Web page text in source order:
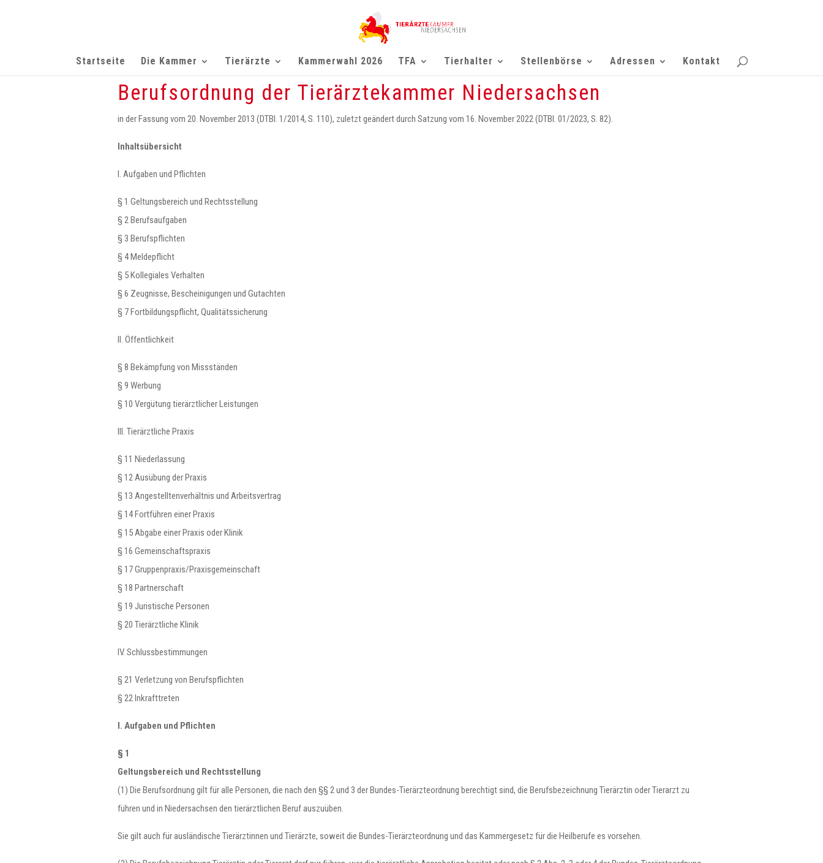
Startseite Die Kammer Tierärzte Kammerwahl 2026 TFA Tierhalter Stellenbörse Adressen Kontakt
Berufsordnung der Tierärztekammer Niedersachsen
in der Fassung vom 20. November 2013 (DTBl. 1/2014, S. 110), zuletzt geändert durch Satzung vom 16. November 2022 (DTBl. 01/2023, S. 82).
Inhaltsübersicht
I. Aufgaben und Pflichten
§ 1 Geltungsbereich und Rechtsstellung
§ 2 Berufsaufgaben
§ 3 Berufspflichten
§ 4 Meldepflicht
§ 5 Kollegiales Verhalten
§ 6 Zeugnisse, Bescheinigungen und Gutachten
§ 7 Fortbildungspflicht, Qualitätssicherung
II. Öffentlichkeit
§ 8 Bekämpfung von Missständen
§ 9 Werbung
§ 10 Vergütung tierärztlicher Leistungen
III. Tierärztliche Praxis
§ 11 Niederlassung
§ 12 Ausübung der Praxis
§ 13 Angestelltenverhältnis und Arbeitsvertrag
§ 14 Fortführen einer Praxis
§ 15 Abgabe einer Praxis oder Klinik
§ 16 Gemeinschaftspraxis
§ 17 Gruppenpraxis/Praxisgemeinschaft
§ 18 Partnerschaft
§ 19 Juristische Personen
§ 20 Tierärztliche Klinik
IV. Schlussbestimmungen
§ 21 Verletzung von Berufspflichten
§ 22 Inkrafttreten
I. Aufgaben und Pflichten
§ 1
Geltungsbereich und Rechtsstellung
(1) Die Berufsordnung gilt für alle Personen, die nach den §§ 2 und 3 der Bundes-Tierärzteordnung berechtigt sind, die Berufsbezeichnung Tierärztin oder Tierarzt zu
führen und in Niedersachsen den tierärztlichen Beruf auszuüben.
Sie gilt auch für ausländische Tierärztinnen und Tierärzte, soweit die Bundes-Tierärzteordnung und das Kammergesetz für die Heilberufe es vorsehen.